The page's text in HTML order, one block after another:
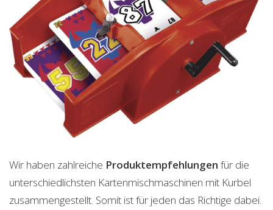
Wir haben zahlreiche Produktempfehlungen für die
unterschiedlichsten Kartenmischmaschinen mit Kurbel
zusammengestellt. Somit ist für jeden das Richtige dabei.